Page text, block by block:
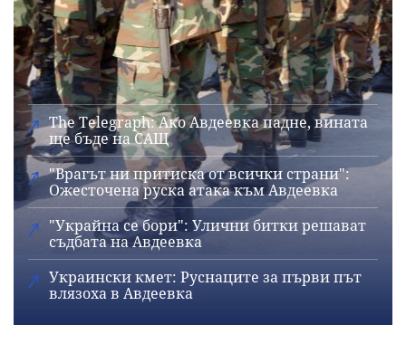
The Telegraph: Ако Авдеевка падне, вината
ще бъде на САЩ
"Врагът ни притиска от всички страни":
Ожесточена руска атака към Авдеевка
"Украйна се бори": Улични битки решават
съдбата на Авдеевка
Украински кмет: Руснаците за първи път
влязоха в Авдеевка